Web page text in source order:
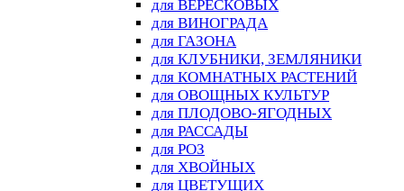
для ВЕРЕСКОВЫХ
для ВИНОГРАДА
для ГАЗОНА
для КЛУБНИКИ, ЗЕМЛЯНИКИ
для КОМНАТНЫХ РАСТЕНИЙ
для ОВОЩНЫХ КУЛЬТУР
для ПЛОДОВО-ЯГОДНЫХ
для РАССАДЫ
для РОЗ
для ХВОЙНЫХ
для ЦВЕТУЩИХ